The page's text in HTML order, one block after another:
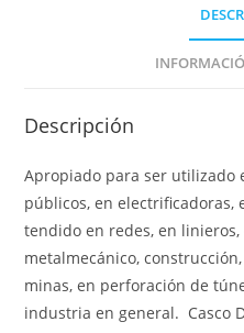
Y
INSAFE
cantidad
Descripción
Apropiado para ser utilizado
públicos, en electrificadoras,
tendido en redes, en
metalmecánico,
minas, en perforación de
industria en general. Casco